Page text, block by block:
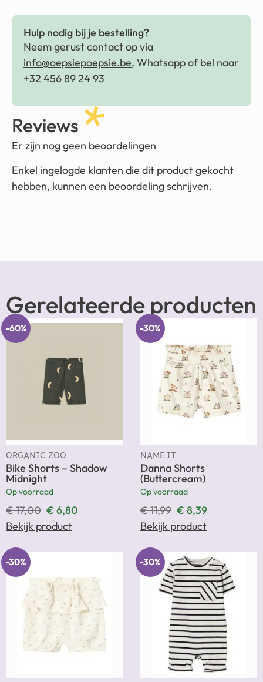
Hulp nodig bij je bestelling?
Neem gerust contact op via
info@oepsiepoepsie.be, Whatsapp of bel naar
+32 456 89 24 93
Reviews
Er zijn nog geen beoordelingen
Enkel ingelogde klanten die dit product gekocht
hebben, kunnen een beoordeling schrijven.
Gerelateerde producten
-60%
ORGANIC ZOO
Bike Shorts – Shadow
Midnight
Op voorraad
€17,00 € 6,80
Bekijk product
-30%
NAME IT
Danna Shorts
(Buttercream)
Op voorraad
€11,99 € 8,39
Bekijk product
-30% -30%